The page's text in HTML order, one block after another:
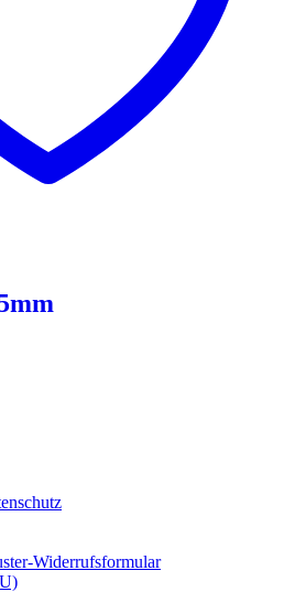
Widerrufsformular